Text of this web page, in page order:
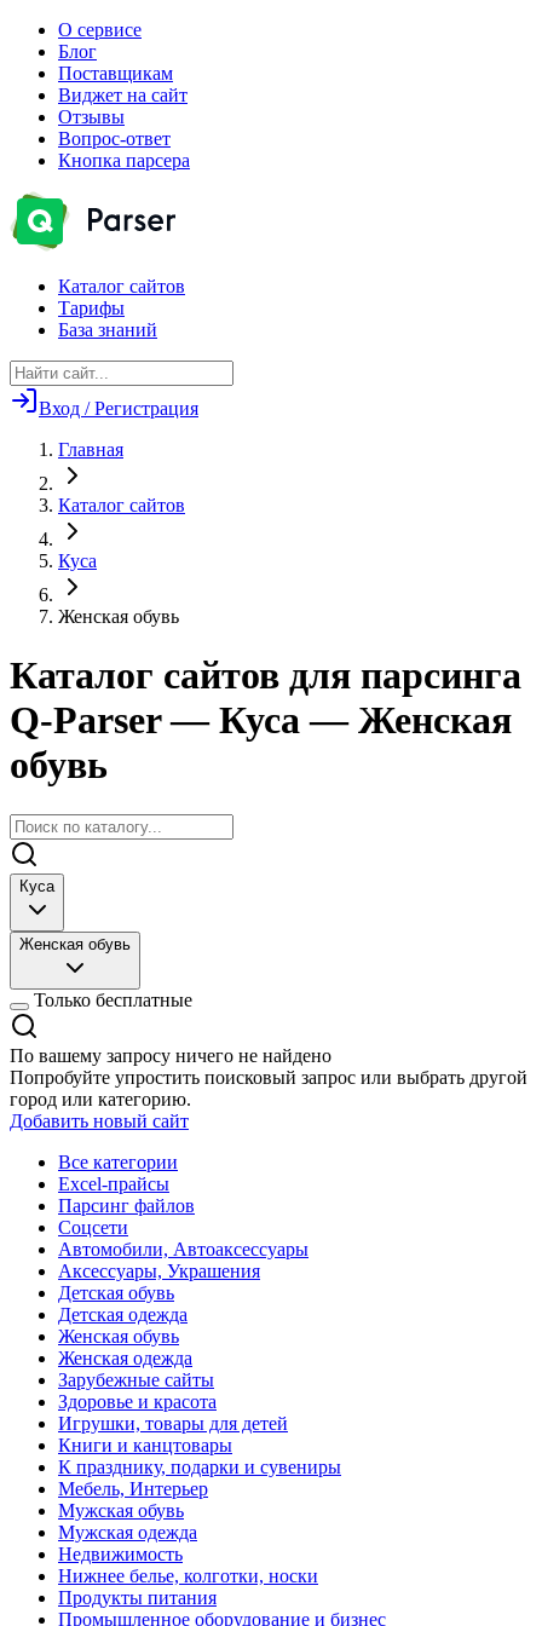
О сервисе
Блог
Поставщикам
Виджет на сайт
Отзывы
Вопрос-ответ
Кнопка парсера
Каталог сайтов
Тарифы
База знаний
Вход / Регистрация
Главная
Каталог сайтов
Куса
Женская обувь
Каталог сайтов для парсинга
Q-Parser— Куса — Женская
обувь
Куса
Женская обувь
Только бесплатные
По вашему запросу ничего не найдено
Попробуйте упростить поисковый запрос или выбрать другой
город или категорию.
Добавить новый сайт
Все категории
Excel-прайсы
Парсинг файлов
Соцсети
Автомобили, Автоаксессуары
Аксессуары, Украшения
Детская обувь
Детская одежда
Женская обувь
Женская одежда
Зарубежные сайты
Здоровье и красота
Игрушки, товары для детей
Книги и канцтовары
К празднику, подарки и сувениры
Мебель, Интерьер
Мужская обувь
Мужская одежда
Недвижимость
Нижнее белье, колготки, носки
Продукты питания
Промышленное оборудование и бизнес